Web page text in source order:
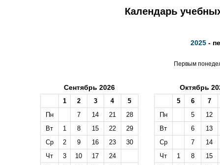
Календарь
2025 -
Первым
Сентябрь 2026
1 2 3 4
5
Пн
7 14 21
28
Вт
1 8 15 22
29
Ср
2 9 16 23
30
Чт
3 10 17
24
Октябрь
5 6
7
Пн
5
12
Вт
6
13
Ср
7
14
Чт
1 8
15